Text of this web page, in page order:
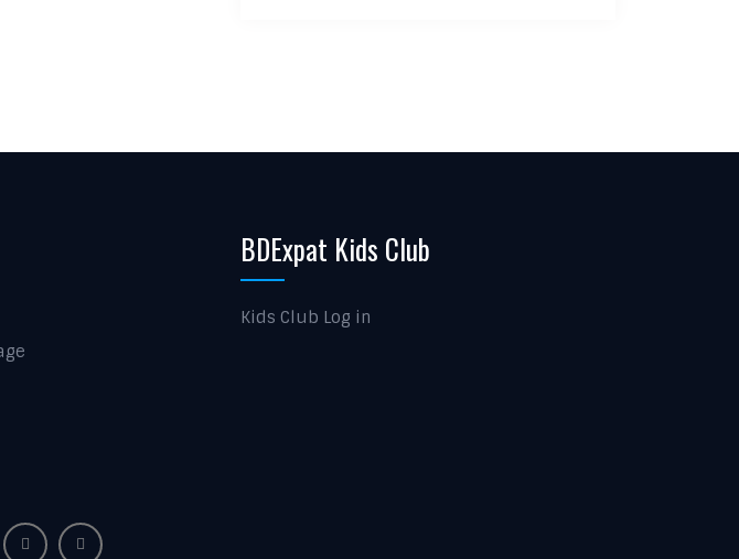
BDExpat Kids Club
Kids Club Log in